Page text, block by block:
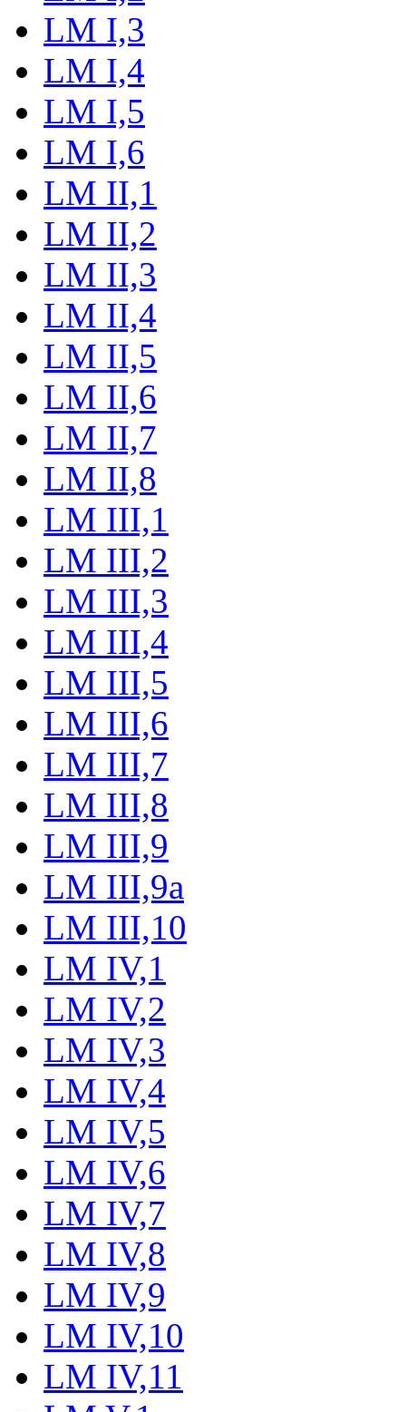
LM I,3
LM I,4
LM I,5
LM I,6
LM II,1
LM II,2
LM II,3
LM II,4
LM II,5
LM II,6
LM II,7
LM II,8
LM III,1
LM III,2
LM III,3
LM III,4
LM III,5
LM III,6
LM III,7
LM III,8
LM III,9
LM III,9a
LM III,10
LM IV,1
LM IV,2
LM IV,3
LM IV,4
LM IV,5
LM IV,6
LM IV,7
LM IV,8
LM IV,9
LM IV,10
LM IV,11